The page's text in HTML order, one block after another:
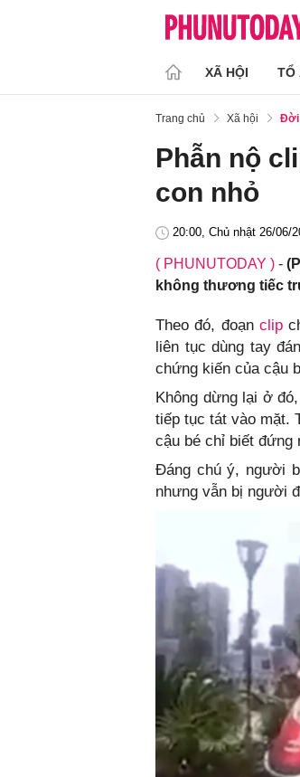
XÃ HỘI TỔ
Trang chủ Xã hội Đời
Phẫn nộ
con nhỏ
20:00, Chủ nhật 26/06/
( PHUNUTODAY ) -
không thương tiếc
Theo đó, đoạnclip
liên tục dùng tay
chứng kiến của cậu
Không dừng lại ở
tiếp tục tát vào mặt.
cậu bé chỉ biết đứng
Đáng chú ý, người
nhưng vẫn bị người